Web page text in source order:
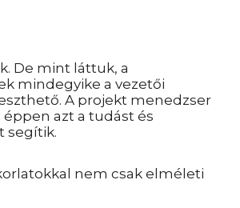
De mint láttuk, a
mindegyike a vezetői
A projekt menedzser
azt a tudást és
segítik.
nem csak elméleti